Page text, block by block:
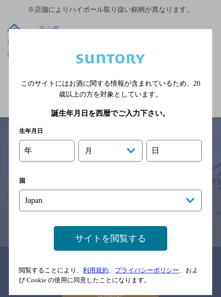
※店舗によりハイボール取り扱い銘柄が異なります。
富山県
富山県,その他,貸切OK,7,000円以上～10,000円未満,飲み放題ありの
神泡達人店
関連ページ
サイトマップ 利用規約
念のためお店にご確認の上ご来店くださいますようお願い申し上げま
このサイトにはお酒に関する情報が含まれているため、 20
歳以上の方を対象としています。
誕生年月日を西暦でご入力下さい。
生年月日
年 月 日
国
サイトを閲覧する
閲覧することにより、 利用規約 プライバシーポリシー 、およ
び Cookie の使用に同意したことになります。